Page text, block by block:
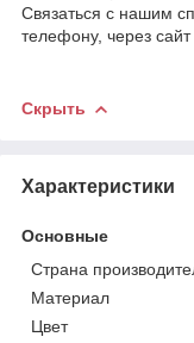
Связаться с нашим
телефону, через
Скрыть
Характеристики
Основные
Страна
Материал
Цвет